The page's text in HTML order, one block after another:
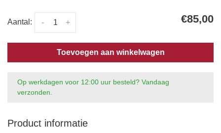
Aantal: +
- €85,00
Toevoegen aan winkelwagen
Op werkdagen voor 12:00 uur besteld? Vandaag
verzonden.
Product informatie